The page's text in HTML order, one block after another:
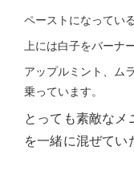
ペーストになってい
上には白子をバーナ
アップルミント、ム
乗っています。
とっても素敵な
を一緒に混ぜてい